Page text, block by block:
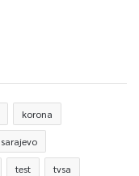
korona
sarajevo
test tvsa